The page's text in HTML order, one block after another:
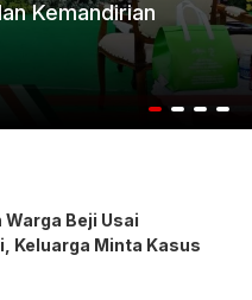
3
Beji Usai
Keluarga Minta Kasus